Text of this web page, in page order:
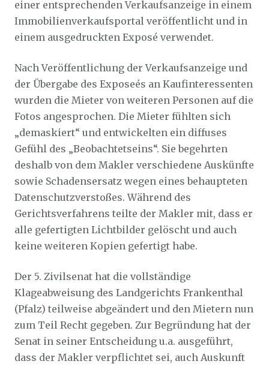
einer entsprechenden Verkaufsanzeige in einem
Immobilienverkaufsportal veröffentlicht und in
einem ausgedruckten Exposé verwendet.
Nach Veröffentlichung der Verkaufsanzeige und
der Übergabe des Exposeés an Kaufinteressenten
wurden die Mieter von weiteren Personen auf die
Fotos angesprochen. Die Mieter fühlten sich
„demaskiert“ und entwickelten ein diffuses
Gefühl des „Beobachtetseins“. Sie begehrten
deshalb von dem Makler verschiedene Auskünfte
sowie Schadensersatz wegen eines behaupteten
Datenschutzverstoßes. Während des
Gerichtsverfahrens teilte der Makler mit, dass er
alle gefertigten Lichtbilder gelöscht und auch
keine weiteren Kopien gefertigt habe.
Der 5. Zivilsenat hat die vollständige
Klageabweisung des Landgerichts Frankenthal
(Pfalz) teilweise abgeändert und den Mietern nun
zum Teil Recht gegeben. Zur Begründung hat der
Senat in seiner Entscheidung u.a. ausgeführt,
dass der Makler verpflichtet sei, auch Auskunft